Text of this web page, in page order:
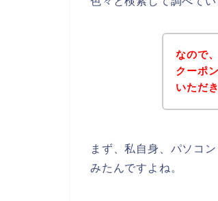
なので
クーポ
いただ
まず、私自身、パソコ
みたんですよね。